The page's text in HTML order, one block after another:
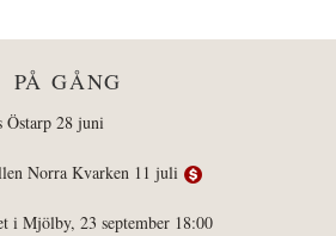
PÅ GÅNG
Östarp 28 juni
Norra Kvarken 11 juli
i Mjölby, 23 september 18:00